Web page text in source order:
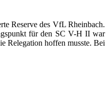
Reserve des VfL Rheinbach.
für den SC V-H II war
Relegation hoffen musste. Bei